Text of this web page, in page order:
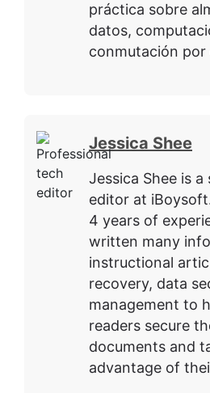
práctica sobre
datos,
conmutación por
Jessica Shee
Jessica Shee is
editor at
4 years of
written many
instructional
recovery, data
management to
readers secure
documents and
advantage of